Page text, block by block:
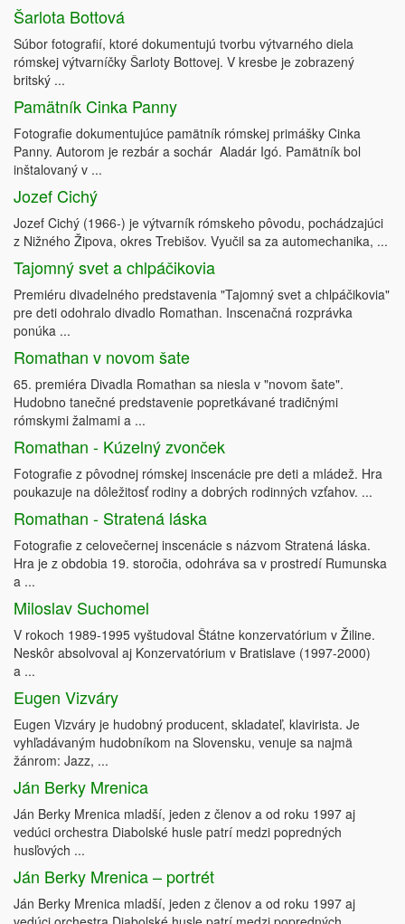
Šarlota Bottová
Súbor fotografií, ktoré dokumentujú tvorbu výtvarného diela
rómskej výtvarníčky Šarloty Bottovej. V kresbe je zobrazený
britský ...
Pamätník Cinka Panny
Fotografie dokumentujúce pamätník rómskej primášky Cinka
Panny. Autorom je rezbár a sochár Aladár Igó. Pamätník bol
inštalovaný v ...
Jozef Cichý
Jozef Cichý (1966-) je výtvarník rómskeho pôvodu, pochádzajúci
z Nižného Žipova, okres Trebišov. Vyučil sa za automechanika, ...
Tajomný svet a chlpáčikovia
Premiéru divadelného predstavenia "Tajomný svet a chlpáčikovia"
pre deti odohralo divadlo Romathan. Inscenačná rozprávka
ponúka ...
Romathan v novom šate
65. premiéra Divadla Romathan sa niesla v "novom šate".
Hudobno tanečné predstavenie popretkávané tradičnými
rómskymi žalmami a ...
Romathan - Kúzelný zvonček
Fotografie z pôvodnej rómskej inscenácie pre deti a mládež. Hra
poukazuje na dôležitosť rodiny a dobrých rodinných vzťahov. ...
Romathan - Stratená láska
Fotografie z celovečernej inscenácie s názvom Stratená láska.
Hra je z obdobia 19. storočia, odohráva sa v prostredí Rumunska
a ...
Miloslav Suchomel
V rokoch 1989-1995 vyštudoval Štátne konzervatórium v Žiline.
Neskôr absolvoval aj Konzervatórium v Bratislave (1997-2000)
a ...
Eugen Vizváry
Eugen Vizváry je hudobný producent, skladateľ, klavirista. Je
vyhľadávaným hudobníkom na Slovensku, venuje sa najmä
žánrom: Jazz, ...
Ján Berky Mrenica
Ján Berky Mrenica mladší, jeden z členov a od roku 1997 aj
vedúci orchestra Diabolské husle patrí medzi popredných
husľových ...
Ján Berky Mrenica – portrét
Ján Berky Mrenica mladší, jeden z členov a od roku 1997 aj